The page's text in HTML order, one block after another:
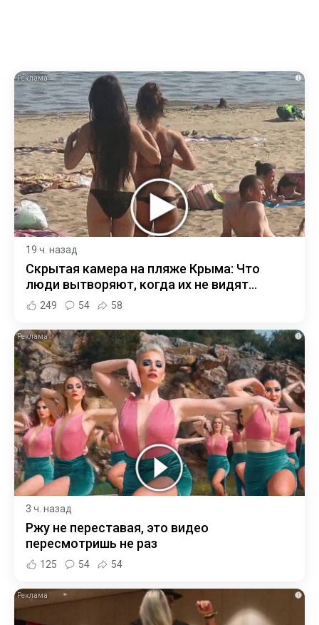
i
19 ч. назад
Скрытая камера на пляже Крыма: Что
люди вытворяют, когда их не видят...
249 54 58
i
3 ч. назад
Ржу не переставая, это видео
пересмотришь не раз
125 54 54
i